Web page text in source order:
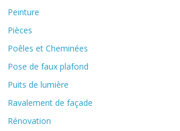
Peinture
Pièces
Poêles et Cheminées
Pose de faux plafond
Puits de lumière
Ravalement de façade
Rénovation